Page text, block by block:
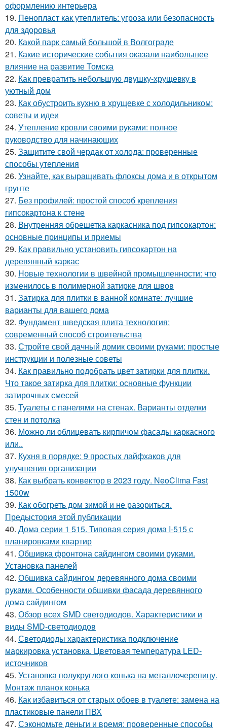
оформлению интерьера
19. Пенопласт как утеплитель: угроза или безопасность
для здоровья
20. Какой парк самый большой в Волгограде
21. Какие исторические события оказали наибольшее
влияние на развитие Томска
22. Как превратить небольшую двушку-хрущевку в
уютный дом
23. Как обустроить кухню в хрущевке с холодильником:
советы и идеи
24. Утепление кровли своими руками: полное
руководство для начинающих
25. Защитите свой чердак от холода: проверенные
способы утепления
26. Узнайте, как выращивать флоксы дома и в открытом
грунте
27. Без профилей: простой способ крепления
гипсокартона к стене
28. Внутренняя обрешетка каркасника под гипсокартон:
основные принципы и приемы
29. Как правильно установить гипсокартон на
деревянный каркас
30. Новые технологии в швейной промышленности: что
изменилось в полимерной затирке для швов
31. Затирка для плитки в ванной комнате: лучшие
варианты для вашего дома
32. Фундамент шведская плита технология:
современный способ строительства
33. Стройте свой дачный домик своими руками: простые
инструкции и полезные советы
34. Как правильно подобрать цвет затирки для плитки.
Что такое затирка для плитки: основные функции
затирочных смесей
35. Туалеты с панелями на стенах. Варианты отделки
стен и потолка
36. Можно ли облицевать кирпичом фасады каркасного
или..
37. Кухня в порядке: 9 простых лайфхаков для
улучшения организации
38. Как выбрать конвектор в 2023 году. NeoClima Fast
1500w
39. Как обогреть дом зимой и не разориться.
Предыстория этой публикации
40. Дома серии 1 515. Типовая серия дома I-515 с
планировками квартир
41. Обшивка фронтона сайдингом своими руками.
Установка панелей
42. Обшивка сайдингом деревянного дома своими
руками. Особенности обшивки фасада деревянного
дома сайдингом
43. Обзор всех SMD светодиодов. Характеристики и
виды SMD-светодиодов
44. Светодиоды характеристика подключение
маркировка установка. Цветовая температура LED-
источников
45. Установка полукруглого конька на металлочерепицу.
Монтаж планок конька
46. Как избавиться от старых обоев в туалете: замена на
пластиковые панели ПВХ
47. Сэкономьте деньги и время: проверенные способы